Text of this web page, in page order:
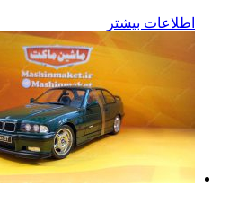
اطلاعات بیشتر